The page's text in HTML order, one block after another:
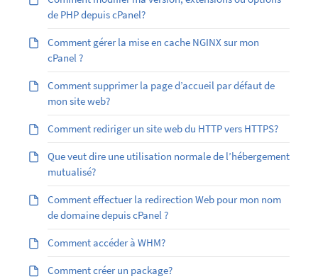
de PHP depuis cPanel?
Comment gérer la mise en cache NGINX sur mon
cPanel ?
Comment supprimer la page d’accueil par défaut de
mon site web?
Comment rediriger un site web du HTTP vers HTTPS?
Que veut dire une utilisation normale de l’hébergement
mutualisé?
Comment effectuer la redirection Web pour mon nom
de domaine depuis cPanel ?
Comment accéder à WHM?
Comment créer un package?